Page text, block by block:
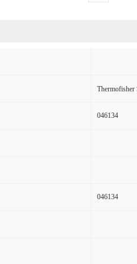
046134
046134